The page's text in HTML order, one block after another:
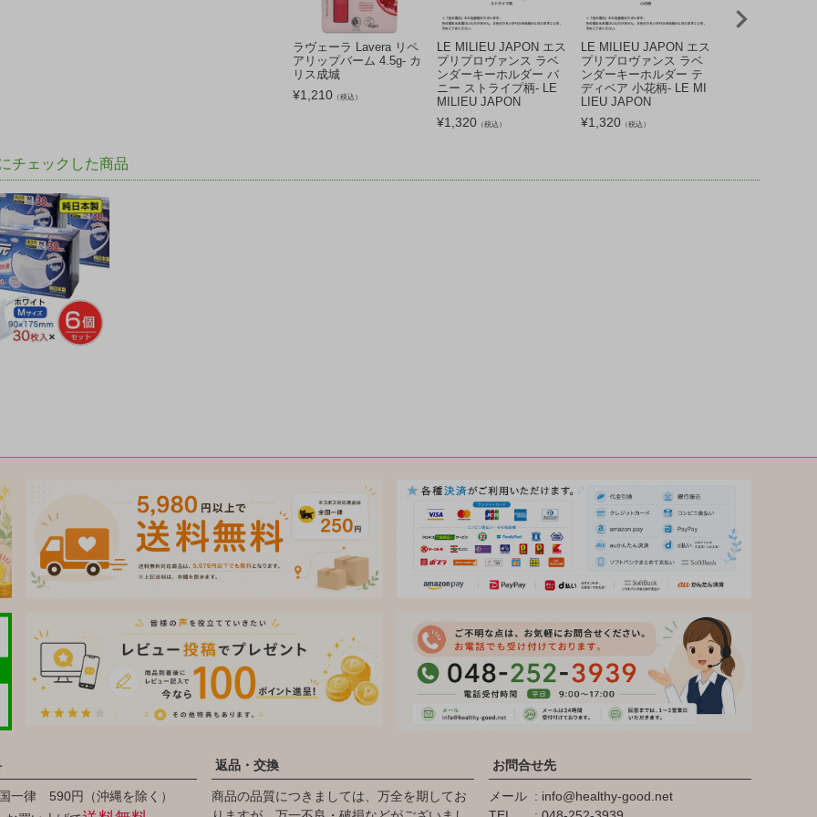
ラヴェーラ Lavera リペ
アリップバーム 4.5g- カ
リス成城
¥1,210 （税込）
LE MILIEU JAPON エス
プリプロヴァンス ラベ
ンダーキーホルダー バ
ニー ストライプ柄- LE
MILIEU JAPON
¥1,320 （税込）
LE MILIEU JAPON エス
プリプロヴァンス ラベ
ンダーキーホルダー テ
ディベア 小花柄- LE MI
LIEU JAPON
¥1,320 （税込）
チェックした商品
一律 590円（沖縄を除く）
返品・交換
商品の品質につきましては、万全を期してお
お問合せ先
メール
info@healthy-good.net